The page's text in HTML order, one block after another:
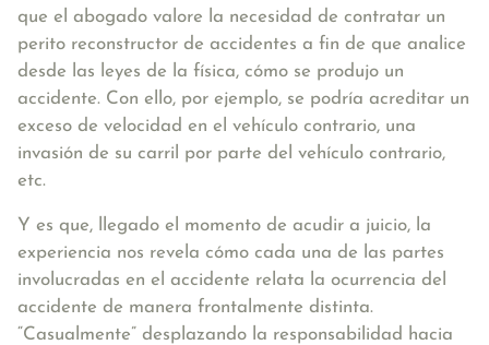
que el abogado valore la necesidad de contratar un
perito reconstructor de accidentes a fin de que analice
desde las leyes de la física, cómo se produjo un
accidente. Con ello, por ejemplo, se podría acreditar un
exceso de velocidad en el vehículo contrario, una
invasión de su carril por parte del vehículo contrario,
etc.
Y es que, llegado el momento de acudir a juicio, la
experiencia nos revela cómo cada una de las partes
involucradas en el accidente relata la ocurrencia del
accidente de manera frontalmente distinta.
“Casualmente” desplazando la responsabilidad hacia